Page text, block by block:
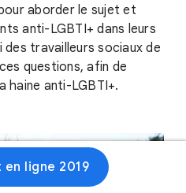
aborder le sujet et
anti-LGBTI+ dans leurs
travailleurs sociaux de
questions, afin de
haine anti-LGBTI+.
en ligne 2019